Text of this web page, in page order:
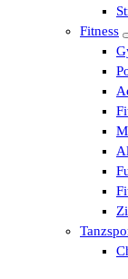
Fitness